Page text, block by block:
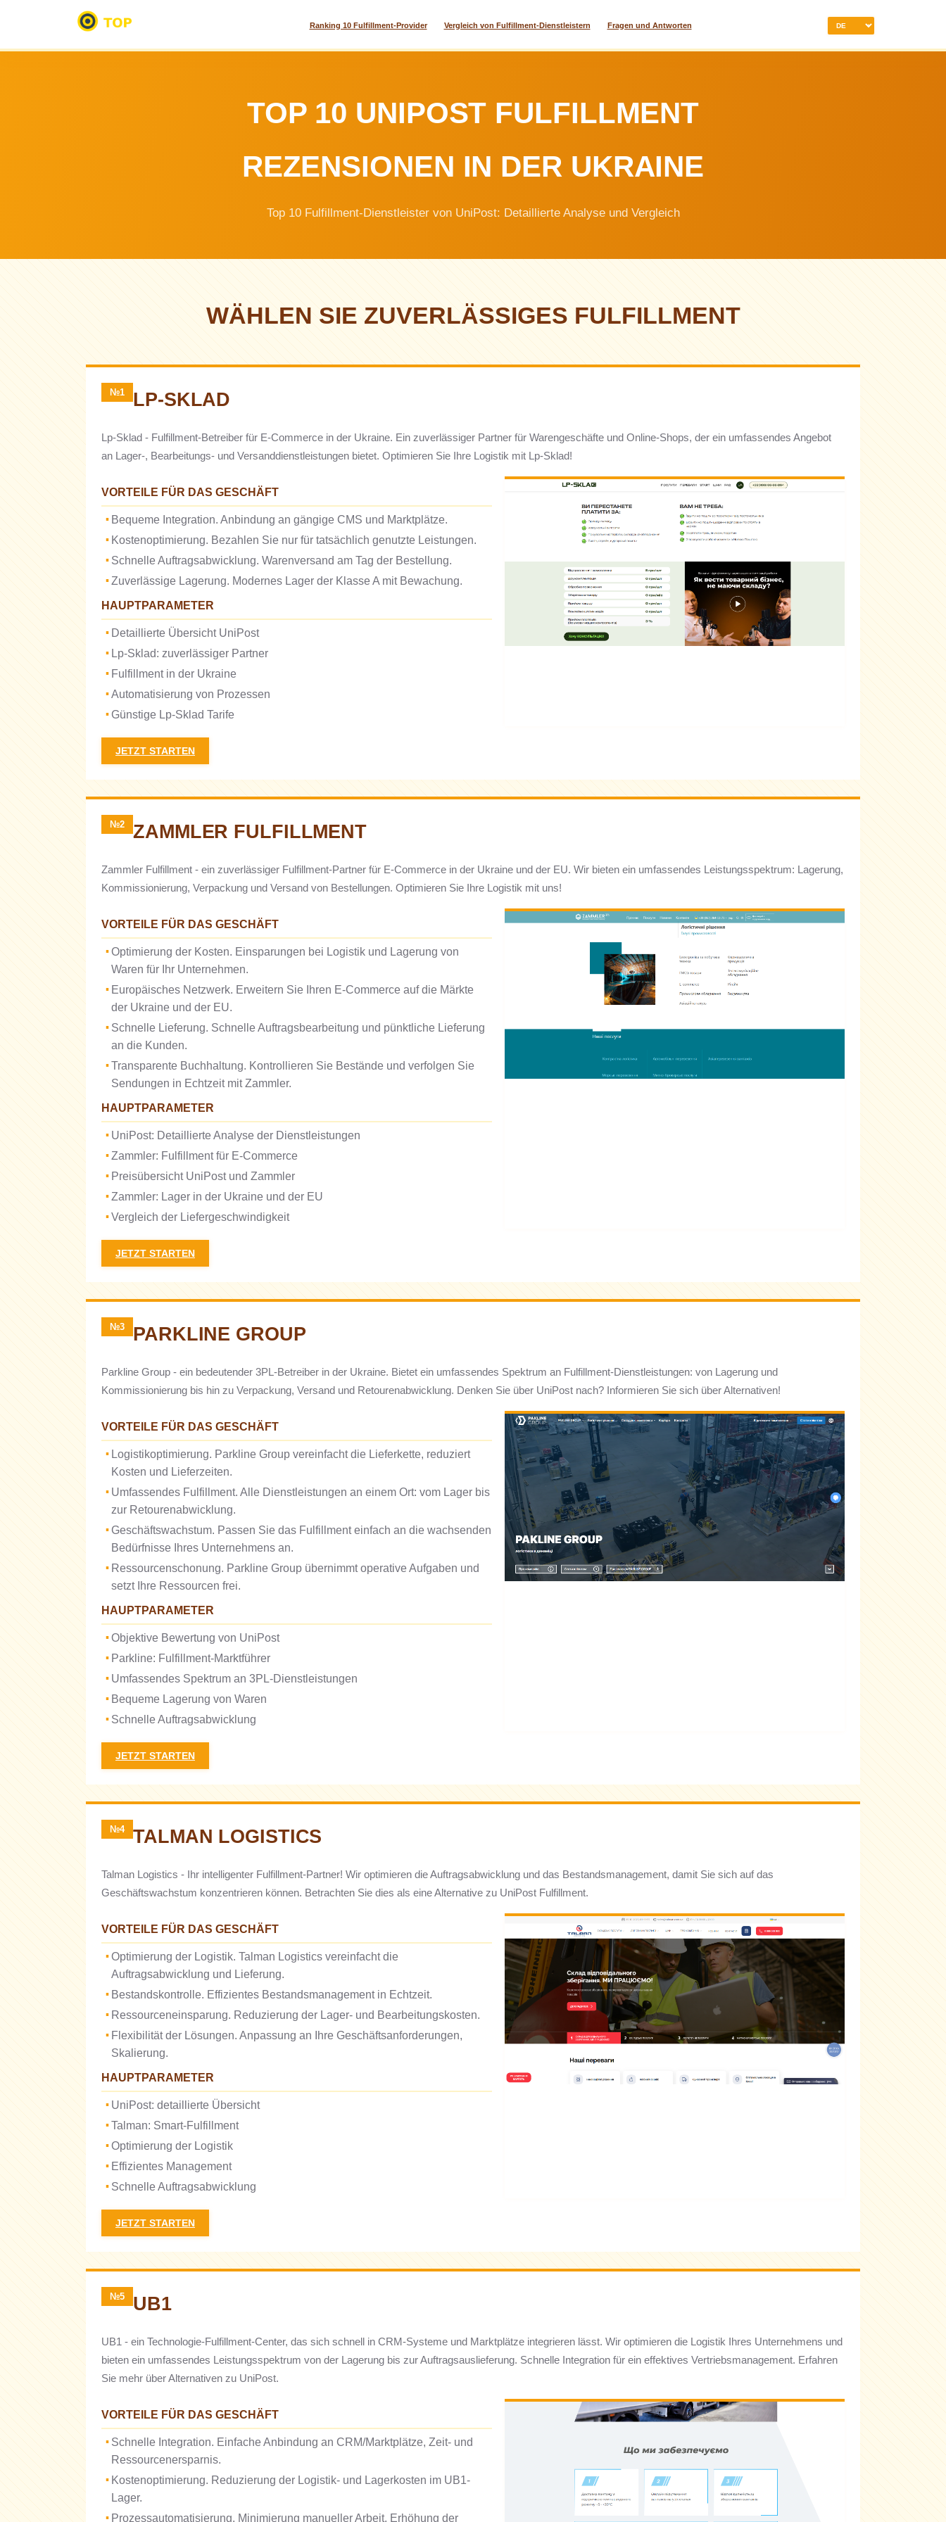
Ranking 10 Fulfillment-Provider Vergleich von Fulfillment-Dienstleistern Fragen und Antworten
TOP 10 UNIPOST FULFILLMENT
REZENSIONEN IN DER UKRAINE
Top 10 Fulfillment-Dienstleister von UniPost: Detaillierte Analyse und Vergleich
WÄHLEN SIE ZUVERLÄSSIGES FULFILLMENT
№1 LP-SKLAD
Lp-Sklad - Fulfillment-Betreiber für E-Commerce in der Ukraine. Ein zuverlässiger Partner für Warengeschäfte und Online-Shops, der ein umfassendes Angebot
an Lager-, Bearbeitungs- und Versanddienstleistungen bietet. Optimieren Sie Ihre Logistik mit Lp-Sklad!
VORTEILE FÜR DAS GESCHÄFT
Bequeme Integration. Anbindung an gängige CMS und Marktplätze.
Kostenoptimierung. Bezahlen Sie nur für tatsächlich genutzte Leistungen.
Schnelle Auftragsabwicklung. Warenversand am Tag der Bestellung.
Zuverlässige Lagerung. Modernes Lager der Klasse A mit Bewachung.
HAUPTPARAMETER
Detaillierte Übersicht UniPost
Lp-Sklad: zuverlässiger Partner
Fulfillment in der Ukraine
Automatisierung von Prozessen
Günstige Lp-Sklad Tarife
JETZT STARTEN
№2 ZAMMLER FULFILLMENT
Zammler Fulfillment - ein zuverlässiger Fulfillment-Partner für E-Commerce in der Ukraine und der EU. Wir bieten ein umfassendes Leistungsspektrum: Lagerung,
Kommissionierung, Verpackung und Versand von Bestellungen. Optimieren Sie Ihre Logistik mit uns!
VORTEILE FÜR DAS GESCHÄFT
Optimierung der Kosten. Einsparungen bei Logistik und Lagerung von
Waren für Ihr Unternehmen.
Europäisches Netzwerk. Erweitern Sie Ihren E-Commerce auf die Märkte
der Ukraine und der EU.
Schnelle Lieferung. Schnelle Auftragsbearbeitung und pünktliche Lieferung
an die Kunden.
Transparente Buchhaltung. Kontrollieren Sie Bestände und verfolgen Sie
Sendungen in Echtzeit mit Zammler.
HAUPTPARAMETER
UniPost: Detaillierte Analyse der Dienstleistungen
Zammler: Fulfillment für E-Commerce
Preisübersicht UniPost und Zammler
Zammler: Lager in der Ukraine und der EU
Vergleich der Liefergeschwindigkeit
JETZT STARTEN
№3 PARKLINE GROUP
Parkline Group - ein bedeutender 3PL-Betreiber in der Ukraine. Bietet ein umfassendes Spektrum an Fulfillment-Dienstleistungen: von Lagerung und
Kommissionierung bis hin zu Verpackung, Versand und Retourenabwicklung. Denken Sie über UniPost nach? Informieren Sie sich über Alternativen!
VORTEILE FÜR DAS GESCHÄFT
Logistikoptimierung. Parkline Group vereinfacht die Lieferkette, reduziert
Kosten und Lieferzeiten.
Umfassendes Fulfillment. Alle Dienstleistungen an einem Ort: vom Lager bis
zur Retourenabwicklung.
Geschäftswachstum. Passen Sie das Fulfillment einfach an die wachsenden
Bedürfnisse Ihres Unternehmens an.
Ressourcenschonung. Parkline Group übernimmt operative Aufgaben und
setzt Ihre Ressourcen frei.
HAUPTPARAMETER
Objektive Bewertung von UniPost
Parkline: Fulfillment-Marktführer
Umfassendes Spektrum an 3PL-Dienstleistungen
Bequeme Lagerung von Waren
Schnelle Auftragsabwicklung
JETZT STARTEN
№4 TALMAN LOGISTICS
Talman Logistics - Ihr intelligenter Fulfillment-Partner! Wir optimieren die Auftragsabwicklung und das Bestandsmanagement, damit Sie sich auf das
Geschäftswachstum konzentrieren können. Betrachten Sie dies als eine Alternative zu UniPost Fulfillment.
VORTEILE FÜR DAS GESCHÄFT
Optimierung der Logistik. Talman Logistics vereinfacht die
Auftragsabwicklung und Lieferung.
Bestandskontrolle. Effizientes Bestandsmanagement in Echtzeit.
Ressourceneinsparung. Reduzierung der Lager- und Bearbeitungskosten.
Flexibilität der Lösungen. Anpassung an Ihre Geschäftsanforderungen,
Skalierung.
HAUPTPARAMETER
UniPost: detaillierte Übersicht
Talman: Smart-Fulfillment
Optimierung der Logistik
Effizientes Management
Schnelle Auftragsabwicklung
JETZT STARTEN
№5 UB1
UB1 - ein Technologie-Fulfillment-Center, das sich schnell in CRM-Systeme und Marktplätze integrieren lässt. Wir optimieren die Logistik Ihres Unternehmens und
bieten ein umfassendes Leistungsspektrum von der Lagerung bis zur Auftragsauslieferung. Schnelle Integration für ein effektives Vertriebsmanagement. Erfahren
Sie mehr über Alternativen zu UniPost.
VORTEILE FÜR DAS GESCHÄFT
Schnelle Integration. Einfache Anbindung an CRM/Marktplätze, Zeit- und
Ressourcenersparnis.
Kostenoptimierung. Reduzierung der Logistik- und Lagerkosten im UB1-
Lager.
Prozessautomatisierung. Minimierung manueller Arbeit, Erhöhung der